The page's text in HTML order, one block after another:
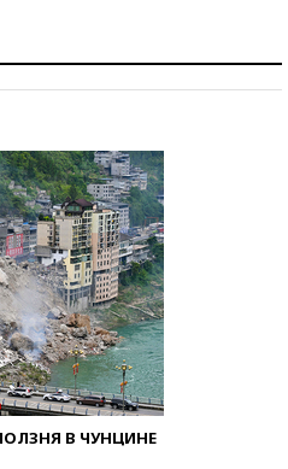
В ЧУНЦИНЕ